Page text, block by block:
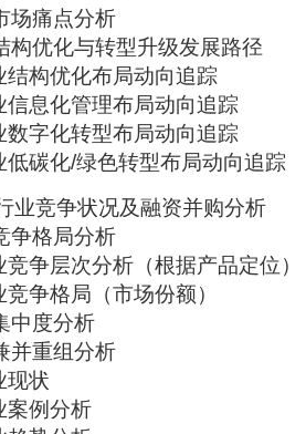
场痛点分析
构优化与转型升级发展路径
构优化布局动向追踪
息化管理布局动向追踪
字化转型布局动向追踪
碳化/绿色转型布局动向追踪
业竞争状况及融资并购分析
争格局分析
争层次分析（根据产品定位）
争格局（市场份额）
中度分析
并重组分析
现状
案例分析